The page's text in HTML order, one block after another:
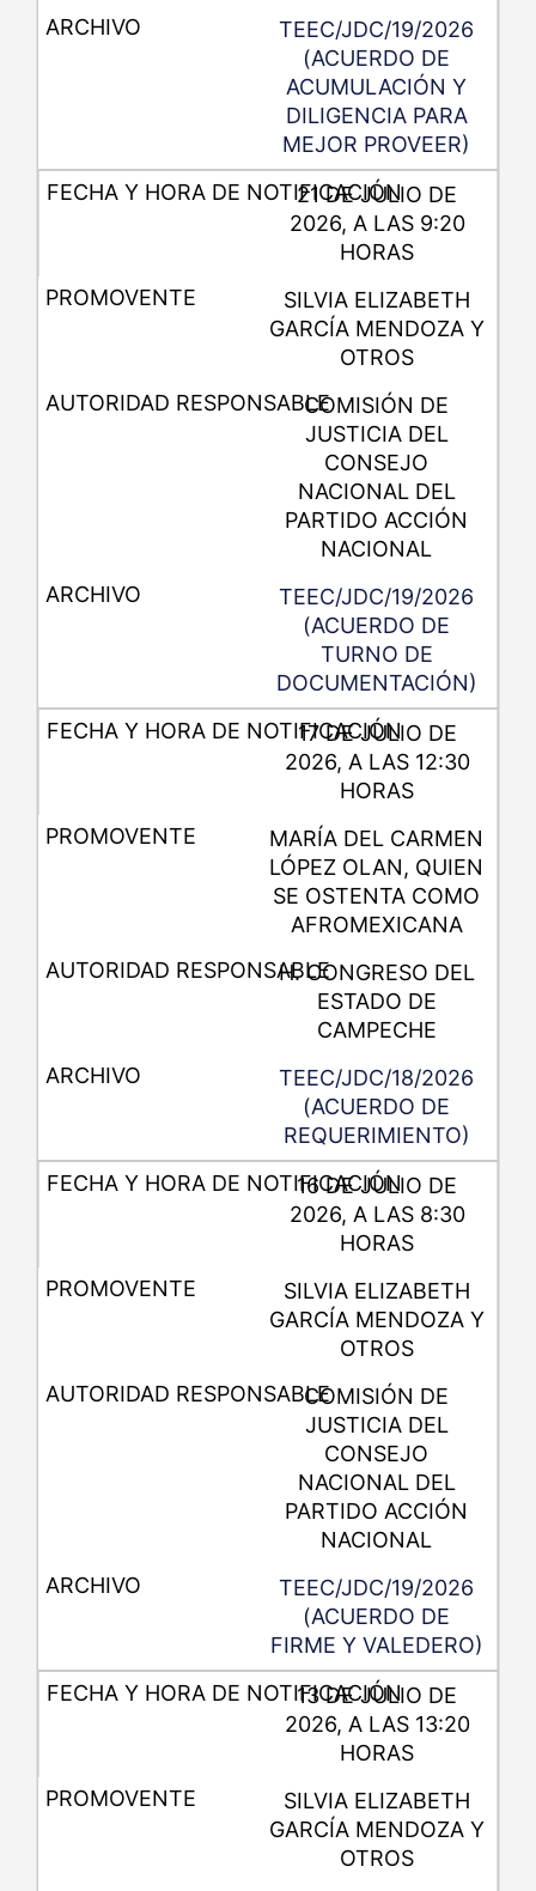
TEEC/JDC/19/2026
(ACUERDO DE
ACUMULACIÓN Y
DILIGENCIA PARA
MEJOR PROVEER)
21 DE JULIO DE
2026, A LAS 9:20
HORAS
SILVIA ELIZABETH
GARCÍA MENDOZA Y
OTROS
COMISIÓN DE
JUSTICIA DEL
CONSEJO
NACIONAL DEL
PARTIDO ACCIÓN
NACIONAL
TEEC/JDC/19/2026
(ACUERDO DE
TURNO DE
DOCUMENTACIÓN)
17 DE JULIO DE
2026, A LAS 12:30
HORAS
MARÍA DEL CARMEN
LÓPEZ OLAN, QUIEN
SE OSTENTA COMO
AFROMEXICANA
H. CONGRESO DEL
ESTADO DE
CAMPECHE
TEEC/JDC/18/2026
(ACUERDO DE
REQUERIMIENTO)
16 DE JULIO DE
2026, A LAS 8:30
HORAS
SILVIA ELIZABETH
GARCÍA MENDOZA Y
OTROS
COMISIÓN DE
JUSTICIA DEL
CONSEJO
NACIONAL DEL
PARTIDO ACCIÓN
NACIONAL
TEEC/JDC/19/2026
(ACUERDO DE
FIRME Y VALEDERO)
13 DE JULIO DE
2026, A LAS 13:20
HORAS
SILVIA ELIZABETH
GARCÍA MENDOZA Y
OTROS